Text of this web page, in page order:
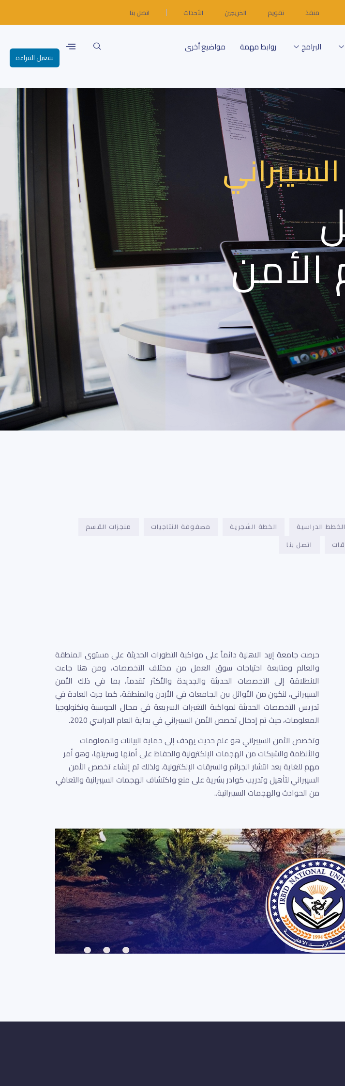
منفذ تقويم الخريجين الأحداث اتصل بنا
البرامج روابط مهمة مواضيع أخرى
الخطط الدراسية الخطة الشجرية مصفوفة النتاجيات
منجزات القسم
اتصل بنا
حرصت جامعة إربد الاهلية دائماً على مواكبة التطورات الحديثة على مستوى المنطقة
والعالم ومتابعة احتياجات سوق العمل من مختلف التخصصات، ومن هنا جاءت
الانطلاقة إلى التخصصات الحديثة والجديدة والأكثر تقدماً، بما في ذلك الأمن
السيبراني، لنكون من الأوائل بين الجامعات في الأردن والمنطقة، كما جرت العادة في
تدريس التخصصات الحديثة لمواكبة التغيرات السريعة في مجال الحوسبة وتكنولوجيا
المعلومات، حيث تم إدخال تخصص الأمن السيبراني في بداية العام الدراسي 2020.
وتخصص الأمن السيبراني هو علم حديث يهدف إلى حماية البيانات والمعلومات
والأنظمة والشبكات من الهجمات الإلكترونية والحفاظ على أمنها وسريتها، وهو أمر
مهم للغاية بعد انتشار الجرائم والسرقات الإلكترونية. ولذلك تم إنشاء تخصص الأمن
السيبراني لتأهيل وتدريب كوادر بشرية على منع واكتشاف الهجمات السيبرانية والتعافي
من الحوادث والهجمات السيبرانية..
تفعيل القراءة